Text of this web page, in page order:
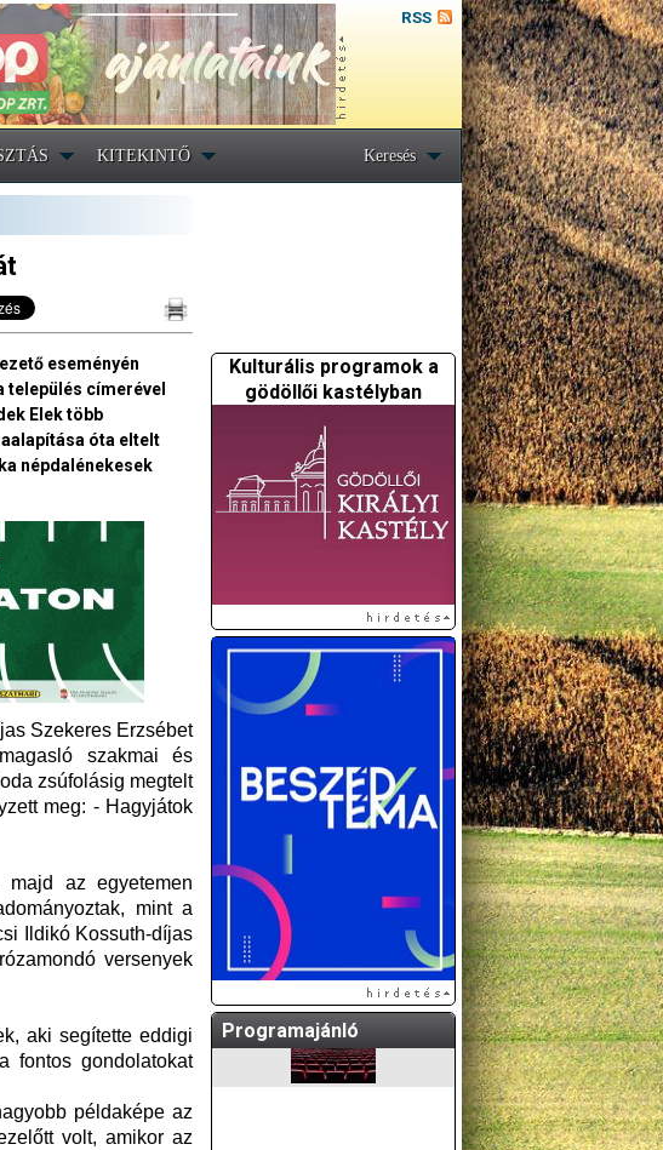
RSS
KITEKINTŐ Keresés
eseményén
címerével
Elek több
óta eltelt
népdalénekesek
Szekeres Erzsébet
szakmai és
zsúfolásig megtelt
meg: - Hagyjátok
majd az egyetemen
mint a
Ildikó Kossuth-díjas
versenyek
aki segítette eddigi
fontos gondolatokat
példaképe az
volt, amikor az
Kulturális programok a
gödöllői kastélyban
Programajánló
A GÖDÖLLŐI ÉS
KÖRNYÉKBELI
SPORTPROGRAMOKAT
KÖZÖSSÉGI
OLDALUNKON TESSZÜK